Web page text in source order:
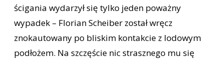
ścigania wydarzył się tylko jeden poważny
wypadek – Florian Scheiber został wręcz
znokautowany po bliskim kontakcie z lodowym
podłożem. Na szczęście nic strasznego mu się